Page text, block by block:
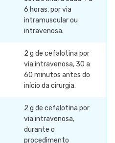
6 horas, por via
intramuscular ou
intravenosa.
2 g de cefalotina por
via intravenosa, 30 a
60 minutos antes do
início da cirurgia.
2 g de cefalotina por
via intravenosa,
durante o
procedimento